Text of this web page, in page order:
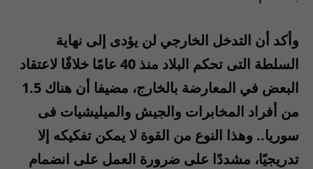
وأكد أن التدخل الخارجي لن يؤدى إلى نهاية
السلطة التى تحكم البلاد منذ 40 عامًا خلافًا لاعتقاد
البعض في المعارضة بالخارج، مضيفا أن هناك 1.5
من أفراد المخابرات والجيش والميليشيات فى
سوريا.. وهذا النوع من القوة لا يمكن تفكيكه إلا
تدريجيًا، مشددًا على ضرورة العمل على انضمام